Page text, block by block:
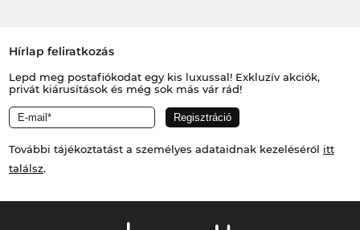
Hírlap feliratkozás
Lepd meg postafiókodat egy kis luxussal! Exkluzív akciók,
privát kiárusítások és még sok más vár rád!
További tájékoztatást a személyes adataidnak kezeléséről itt
találsz.